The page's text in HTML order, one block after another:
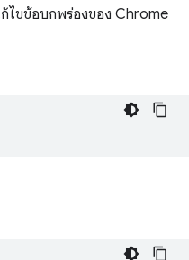
ไขข้อบกพร่องของ Chrome